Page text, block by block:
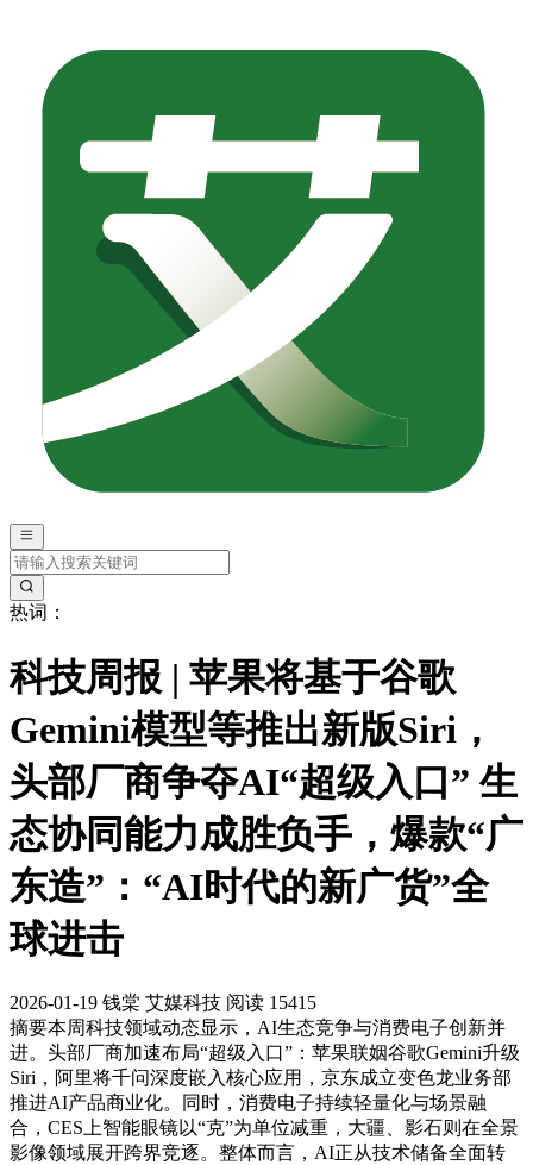
热词：
科技周报 | 苹果将基于谷歌
Gemini模型等推出新版Siri，
头部厂商争夺AI“超级入口” 生
态协同能力成胜负手，爆款“广
东造”：“AI时代的新广货”全
球进击
2026-01-19 钱棠 艾媒科技 阅读 15415
摘要本周科技领域动态显示，AI生态竞争与消费电子创新并
进。头部厂商加速布局“超级入口”：苹果联姻谷歌Gemini升级
Siri，阿里将千问深度嵌入核心应用，京东成立变色龙业务部
推进AI产品商业化。同时，消费电子持续轻量化与场景融
合，CES上智能眼镜以“克”为单位减重，大疆、影石则在全景
影像领域展开跨界竞逐。整体而言，AI正从技术储备全面转